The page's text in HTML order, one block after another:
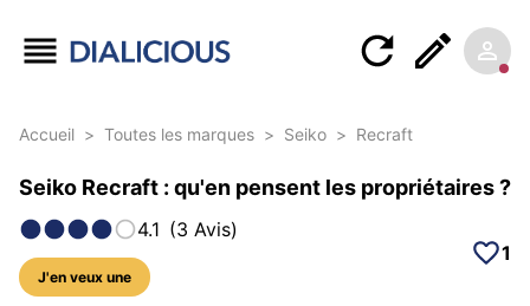
Accueil > Toutes les marques > Seiko > Recraft
Seiko Recraft : qu'en pensent les propriétaires ?
4.1 (3 Avis)
J'en veux une
1
15 photos sur ce modèle